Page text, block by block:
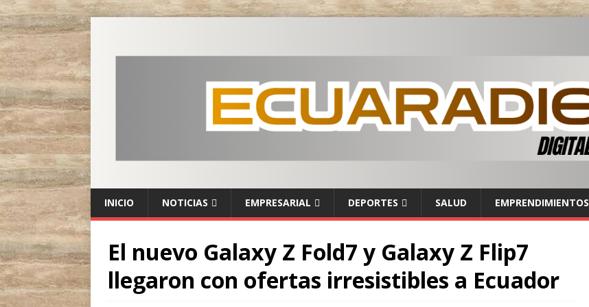
INICIO NOTICIAS EMPRESARIAL DEPORTES SALUD EMPRENDIMIENTOS
El nuevo Galaxy Z Fold7 y Galaxy Z Flip7
llegaron con ofertas irresistibles a Ecuador